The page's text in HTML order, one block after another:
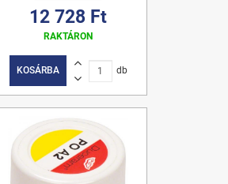
12 728 Ft
RAKTÁRON
KOSÁRBA db